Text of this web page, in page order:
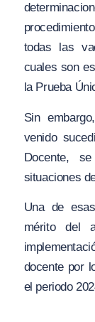
todas las
cuales son
la Prueba
Sin
venido
Docente,
situaciones
Una de
mérito del
docente por
el periodo